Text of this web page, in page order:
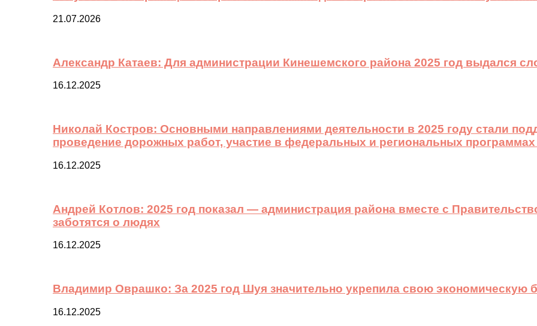
21.07.2026
Александр Катаев: Для администрации Кинешемского района 2025 год выдался
16.12.2025
Николай Костров: Основными направлениями деятельности в 2025 году стали
проведение дорожных работ, участие в федеральных и региональных программах
16.12.2025
Андрей Котлов: 2025 год показал — администрация района вместе с
заботятся о людях
16.12.2025
Владимир Оврашко: За 2025 год Шуя значительно укрепила свою экономическую
16.12.2025